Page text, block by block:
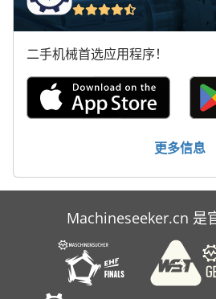
二手机械首选应用程序！
更多信息
Machineseeker.cn 是